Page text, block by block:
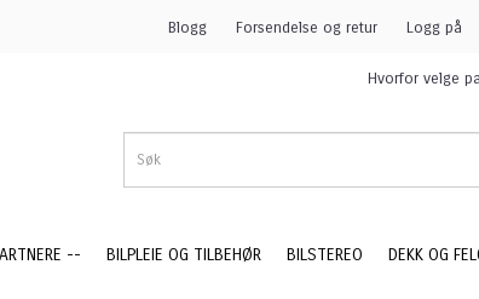
Blogg Forsendelse og retur Logg på
Hvorfor velge
-- BILPLEIE OG TILBEHØR BILSTEREO DEKK OG